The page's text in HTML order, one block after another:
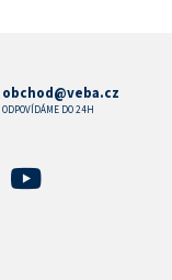
obchod@veba.cz
ODPOVÍDÁME DO 24H